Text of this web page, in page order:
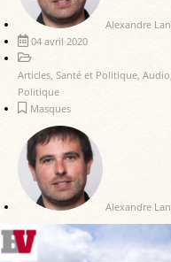
Alexandre
04 avril 2020
Articles Santé et Politique Audio
Politique
Masques
Alexandre